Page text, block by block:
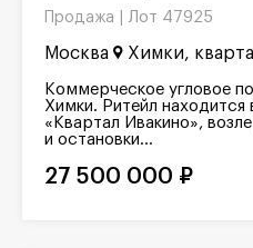
Продажа | Лот 47925
Москва Химки,
Коммерческое угловое
Химки. Ритейл
«Квартал Ивакино»,
и остановки...
27 500 000 ₽